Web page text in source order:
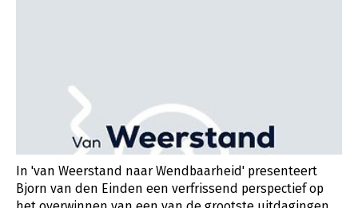
In 'van Weerstand naar Wendbaarheid' presenteert
Bjorn van den Einden een verfrissend perspectief op